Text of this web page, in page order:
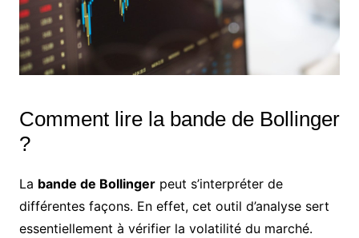
Comment lire la bande de Bollinger
?
La bande de Bollingerpeut s’interpréter de
différentes façons. En effet, cet outil d’analyse sert
essentiellement à vérifier la volatilité du marché.